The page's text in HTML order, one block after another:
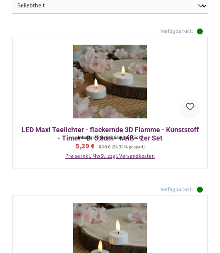
Verfügbarkeit:
LED Maxi Teelichter - flackernde 3D Flamme - Kunststoff
- Timer - D: 5,8cm - weiß - 2er Set
Inhalt:2 Stück(2,65 € / 1 Stück)
Verkaufspreis:
5,29 € Regulärer Preis:
6,99 €(24.32% gespart)
Preise inkl. MwSt. zzgl. Versandkosten
Verfügbarkeit: